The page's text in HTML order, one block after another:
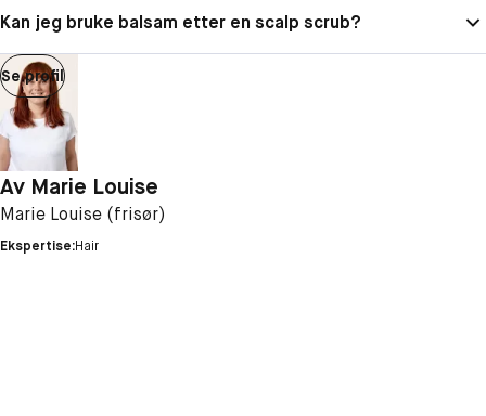
Kan jeg bruke balsam etter en scalp scrub?
Se profil
Av Marie Louise
Marie Louise (frisør)
Ekspertise:Hair